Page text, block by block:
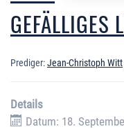
GEFÄLLIGES
Prediger:Jean-Christoph Witt
Details
Datum: 18.